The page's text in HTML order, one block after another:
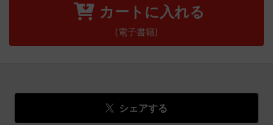
カートに入れる
(電子書籍)
シェアする